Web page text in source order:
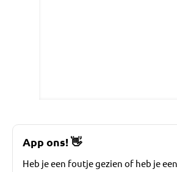
App ons!👋
Heb je een foutje gezien of heb je een